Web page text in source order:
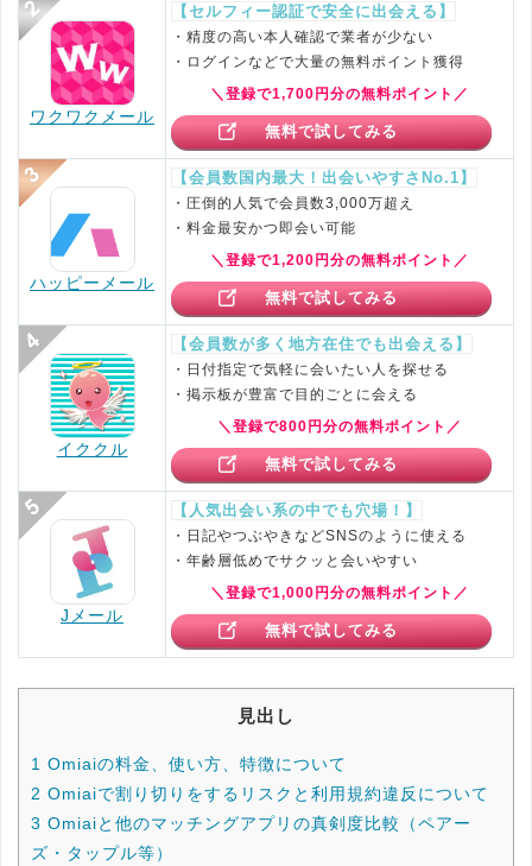
ワクワクメール
【セルフィー認証で安全に出会える】
・精度の高い本人確認で業者が少ない
・ログインなどで大量の無料ポイント獲得
＼登録で1,700円分の無料ポイント／
無料で試してみる
ハッピーメール
【会員数国内最大！出会いやすさNo.1】
・圧倒的人気で会員数3,000万超え
・料金最安かつ即会い可能
＼登録で1,200円分の無料ポイント／
無料で試してみる
イククル
【会員数が多く地方在住でも出会える】
・日付指定で気軽に会いたい人を探せる
・掲示板が豊富で目的ごとに会える
＼登録で800円分の無料ポイント／
無料で試してみる
Jメール
【人気出会い系の中でも穴場！】
・日記やつぶやきなどSNSのように使える
・年齢層低めでサクッと会いやすい
＼登録で1,000円分の無料ポイント／
無料で試してみる
見出し
1 Omiaiの料金、使い方、特徴について
2 Omiaiで割り切りをするリスクと利用規約違反について
3 Omiaiと他のマッチングアプリの真剣度比較（ペアー
ズ・タップル等）